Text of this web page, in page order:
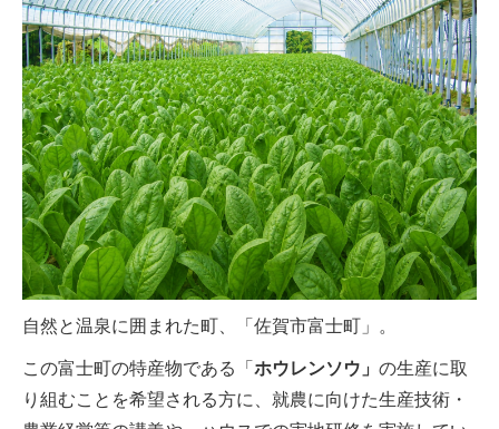
自然と温泉に囲まれた町、「佐賀市富士町」。
この富士町の特産物である「 ホウレンソウ」 の生産に取
り組むことを希望される方に、就農に向けた生産技術・